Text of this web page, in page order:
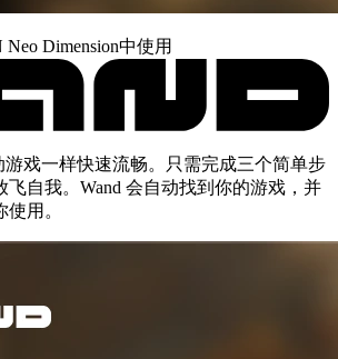
Dimension中使用
游戏一样快速流畅。只需完成三个简单步
飞自我。Wand 会自动找到你的游戏，并
用。